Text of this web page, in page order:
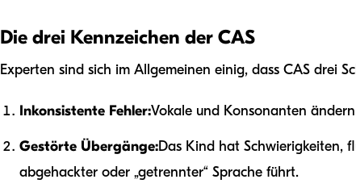
Die drei Kennzeichen der CAS
Experten sind sich im Allgemeinen einig, dass CAS drei
Inkonsistente Fehler:Vokale und Konsonanten
Gestörte Übergänge:Das Kind hat Schwierigkeiten,
abgehackter oder „getrennter“ Sprache führt.